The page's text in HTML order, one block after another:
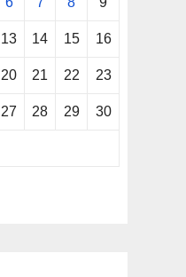
13 14 15 16
20 21 22 23
27 28 29 30